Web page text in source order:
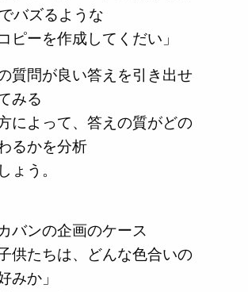
バズるような
ピーを作成してくだい」
質問が良い答えを引き出せ
みる
によって、答えの質がどの
るかを分析
ょう。
バンの企画のケース
供たちは、どんな色合いの
みか」